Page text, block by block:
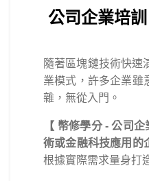
公司企業培
隨著區塊鏈技術快速
業模式，許多企業雖
雜，無從入門。
【 幣修學分 - 公司
術或金融科技應用的
根據實際需求量身打